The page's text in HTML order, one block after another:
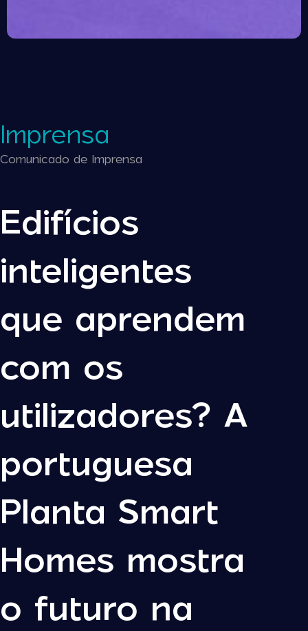
Imprensa
Comunicado de Imprensa
Edifícios
inteligentes
que aprendem
com os
utilizadores? A
portuguesa
Planta Smart
Homes mostra
o futuro na